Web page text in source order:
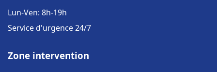
Lun-Ven: 8h-19h
Service d'urgence 24/7
Zone intervention